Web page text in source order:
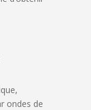
ondes de